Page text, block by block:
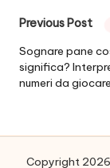
Post
Previous Post
Sognare pane
significa?
numeri da giocare
Copyright